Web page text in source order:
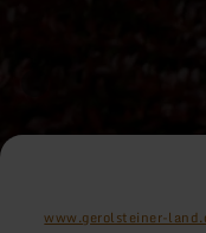
www.gerolsteiner-